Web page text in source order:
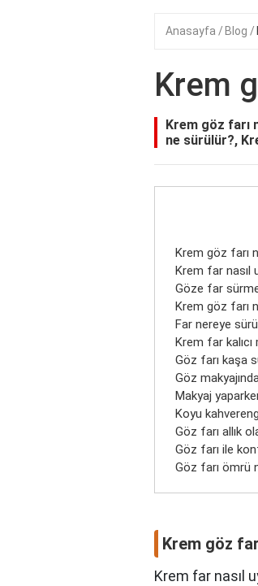
Anasayfa Blog
Krem
Krem göz farı
ne sürülür?,
Krem göz farı
Krem far nasıl
Göze far
Krem göz farı
Far nereye
Krem far kalıcı
Göz farı kaşa
Göz
Makyaj
Koyu
Göz farı allık
Göz farı ile
Göz farı ömrü
Krem göz
Krem far nasıl